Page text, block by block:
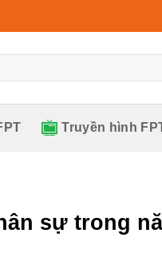
Truyền hình
sự trong